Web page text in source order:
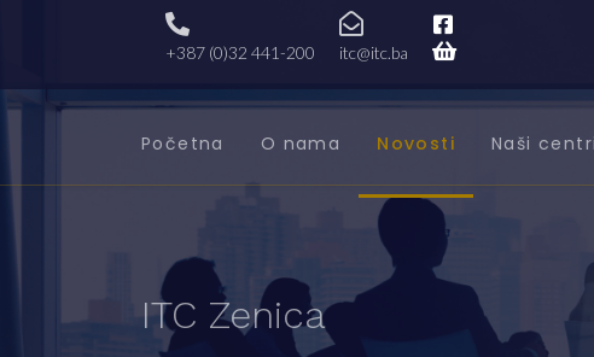
+387 (0)32 441-200 itc@itc.ba
Početna O nama Novosti Naši centri
ITC Zenica